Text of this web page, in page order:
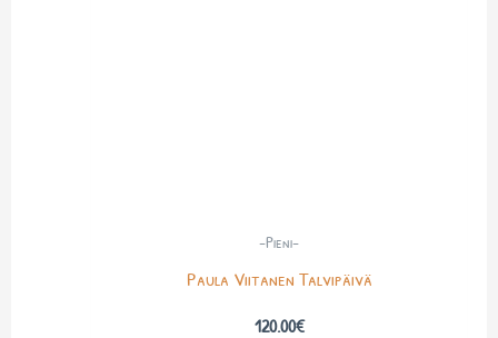
-Pieni-
Paula Viitanen Talvipäivä
120.00€